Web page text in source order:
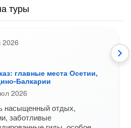
туры
главные места Осетии,
Балкарии
2026
насыщенный отдых,
заботливые